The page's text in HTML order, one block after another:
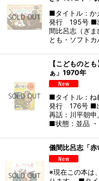
■タイトル：か
発行 195号 ■
間比呂志（ぎ
とも・ソフト
【こどものと
ぁ」1970年
■タイトル：ね
発行 176号 ■
再話：川平朝申
■状態：並品
儀間比呂志「
※現在この本は